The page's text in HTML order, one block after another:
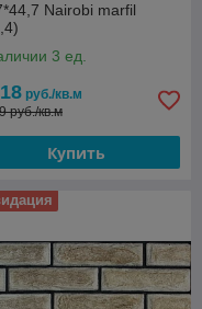
Nairobi marfil
3 ед.
руб./кв.м
руб./кв.м
Купить